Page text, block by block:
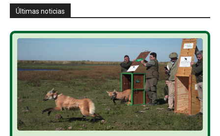
Últimas noticias